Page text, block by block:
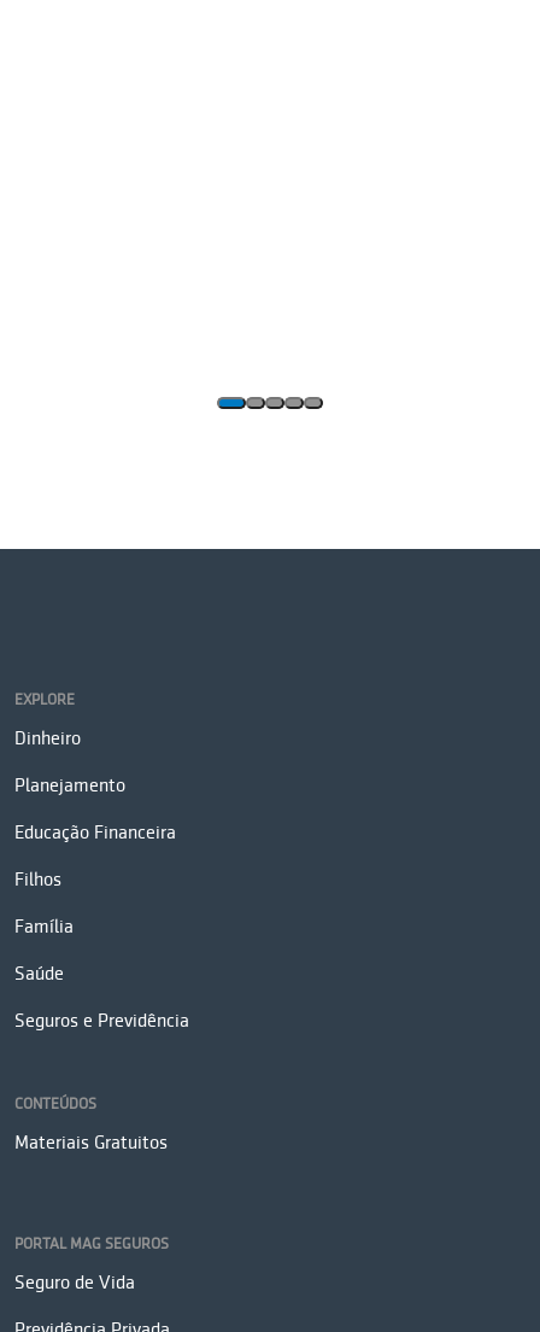
EXPLORE
Dinheiro
Planejamento
Educação Financeira
Filhos
Família
Saúde
Seguros e Previdência
CONTEÚDOS
Materiais Gratuitos
PORTAL MAG SEGUROS
Seguro de Vida